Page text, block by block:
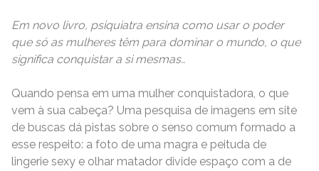
Em novo livro, psiquiatra ensina como usar o poder
que só as mulheres têm para dominar o mundo, o que
significa conquistar a si mesmas..
Quando pensa em uma mulher conquistadora, o que
vem à sua cabeça? Uma pesquisa de imagens em site
de buscas dá pistas sobre o senso comum formado a
esse respeito: a foto de uma magra e peituda de
lingerie sexy e olhar matador divide espaço com a de